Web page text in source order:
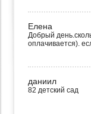
Елена
Добрый
оплачивается).
даниил
82 детский сад